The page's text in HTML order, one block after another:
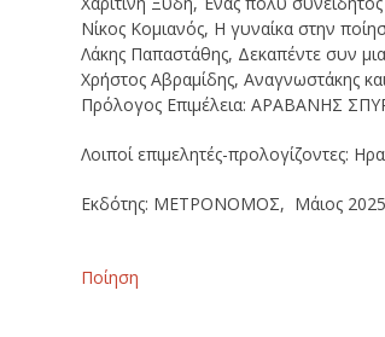
Νίκος Κομιανός, Η γυναίκα στην
Λάκης Παπαστάθης, Δεκαπέντε συν
Χρήστος Αβραμίδης, Αναγνωστάκης
Πρόλογος Επιμέλεια: ΑΡΑΒΑΝΗΣ
Λοιποί επιμελητές-προλογίζοντες:
Εκδότης: ΜΕΤΡΟΝΟΜΟΣ, Μάιος 2025
Ποίηση